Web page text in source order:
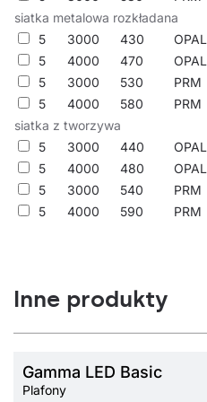
siatka metalowa rozkładana
5
3000 430 OPAL
5
4000 470 OPAL
5
3000 530 PRM
5
4000 580 PRM
siatka z tworzywa
5
3000 440 OPAL
5
4000 480 OPAL
5
3000 540 PRM
5
4000 590 PRM
Inne produkty
Gamma LED Basic
Plafony